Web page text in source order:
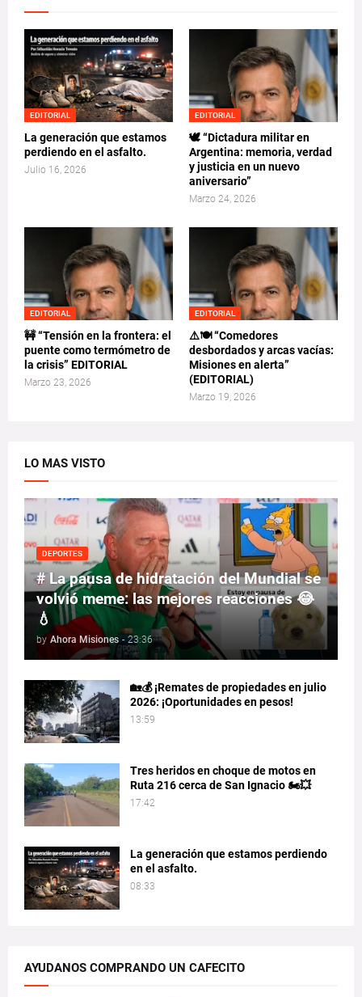
EDITORIAL
La generación que estamos
perdiendo en el asfalto.
Julio 16, 2026
EDITORIAL
🕊️ “Dictadura militar en
Argentina: memoria, verdad
y justicia en un nuevo
aniversario”
Marzo 24, 2026
EDITORIAL
🚧 “Tensión en la frontera: el
puente como termómetro de
la crisis” EDITORIAL
Marzo 23, 2026
EDITORIAL
⚠️🍽️ “Comedores
desbordados y arcas vacías:
Misiones en alerta”
(EDITORIAL)
Marzo 19, 2026
LO MAS VISTO
DEPORTES
# La pausa de hidratación del Mundial se
volvió meme: las mejores reacciones 😂
💧
by Ahora Misiones - 23:36
🏡💰 ¡Remates de propiedades en julio
2026: ¡Oportunidades en pesos!
13:59
Tres heridos en choque de motos en
Ruta 216 cerca de San Ignacio 🏍️💥
17:42
La generación que estamos perdiendo
en el asfalto.
08:33
AYUDANOS COMPRANDO UN CAFECITO